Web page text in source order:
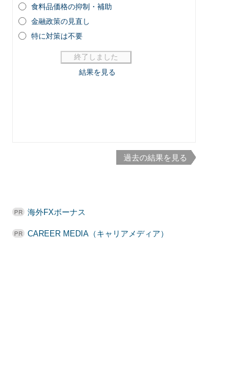
過去の結果を見る
海外FXボーナス
CAREER MEDIA（キャリアメディア）